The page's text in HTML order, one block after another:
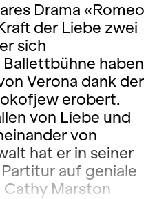
Drama «Romeo
der Liebe zwei
sich
haben
Verona dank der
erobert.
von Liebe und
von
hat er in seiner
auf geniale
Cathy Marston